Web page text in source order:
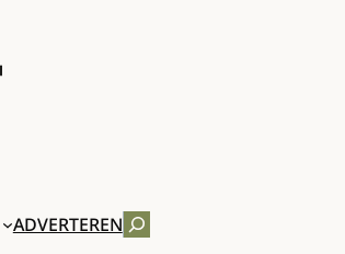
ADVERTERENZOEKEN